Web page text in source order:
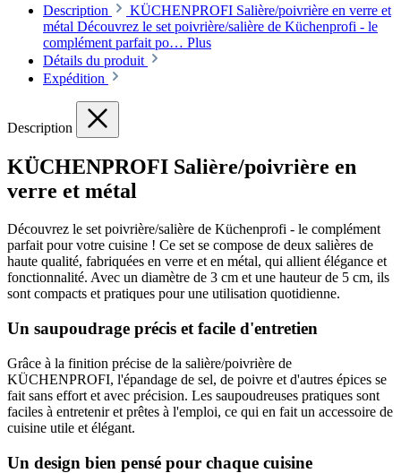
Description
KÜCHENPROFI Salière/poivrière en verre et
métal Découvrez le set poivrière/salière de Küchenprofi - le
complément parfait po… Plus
Détails du produit
Expédition
Description
KÜCHENPROFI Salière/poivrière en
verre et métal
Découvrez le set poivrière/salière de Küchenprofi - le complément
parfait pour votre cuisine ! Ce set se compose de deux salières de
haute qualité, fabriquées en verre et en métal, qui allient élégance et
fonctionnalité. Avec un diamètre de 3 cm et une hauteur de 5 cm, ils
sont compacts et pratiques pour une utilisation quotidienne.
Un saupoudrage précis et facile d'entretien
Grâce à la finition précise de la salière/poivrière de
KÜCHENPROFI, l'épandage de sel, de poivre et d'autres épices se
fait sans effort et avec précision. Les saupoudreuses pratiques sont
faciles à entretenir et prêtes à l'emploi, ce qui en fait un accessoire de
cuisine utile et élégant.
Un design bien pensé pour chaque cuisine